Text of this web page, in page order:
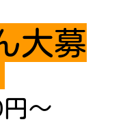
大募
～